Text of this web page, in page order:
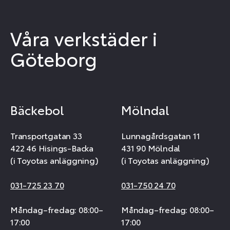
Våra verkstäder i
Göteborg
Bäckebol
Transportgatan 33
422 46 Hisings-Backa
(i Toyotas anläggning)
031-725 23 70
Måndag–fredag: 08:00–
17:00
Mölndal
Lunnagårdsgatan 11
431 90 Mölndal
(i Toyotas anläggning)
031-750 24 70
Måndag–fredag: 08:00–
17:00